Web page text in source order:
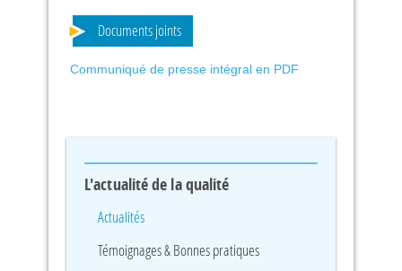
Documents joints
Communiqué de presse intégral en PDF
L'actualité de la qualité
Actualités
Témoignages & Bonnes pratiques